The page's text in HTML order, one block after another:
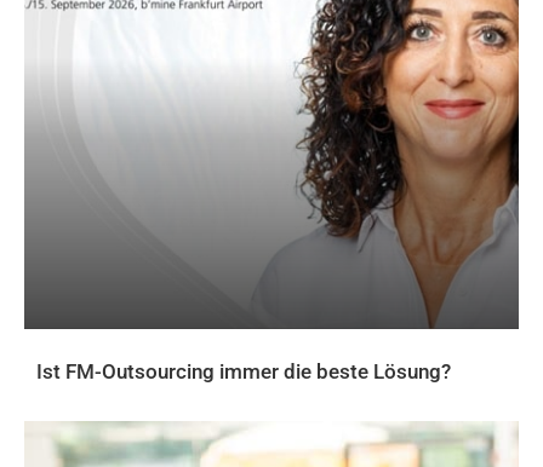
Ist FM-Outsourcing immer die beste Lösung?